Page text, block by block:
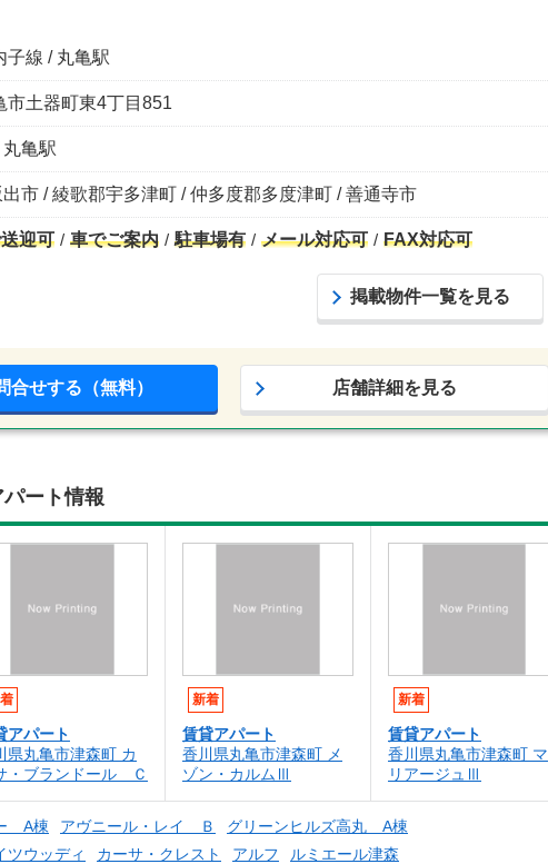
子線 / 丸亀駅
市土器町東4丁目851
亀駅
市 / 綾歌郡宇多津町 / 仲多度郡多度津町 / 善通寺市
迎可 車でご案内 駐車場有 メール対応可 FAX対応可
掲載物件一覧を見る
合せする（無料） 店舗詳細を見る
ート情報
アパート
県丸亀市津森町 カ
・ブランドール Ｃ
新着
賃貸アパート
香川県丸亀市津森町 メ
ゾン・カルムⅢ
新着
賃貸アパート
香川県丸亀市津森町 マ
リアージュⅢ
A棟 アヴニール・レイ Ｂ
グリーンヒルズ高丸 A棟
ツウッディ カーサ・クレスト アルフ ルミエール津森